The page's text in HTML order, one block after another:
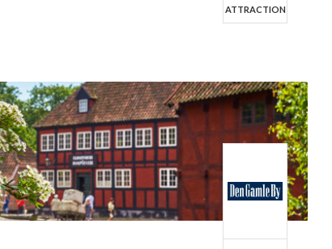
ATTRACTION